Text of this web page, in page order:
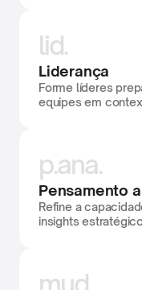
mud.
lid.
Liderança
Forme líderes
equipes em
p.ana.
Pensamento
Refine a
insights